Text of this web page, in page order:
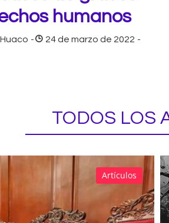
humanos
- 24 de marzo de 2022 -
TODOS LOS
Artículos